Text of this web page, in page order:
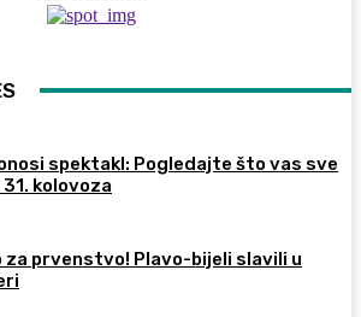
spektakl: Pogledajte što vas sve
kolovoza
za prvenstvo! Plavo-bijeli slavili u